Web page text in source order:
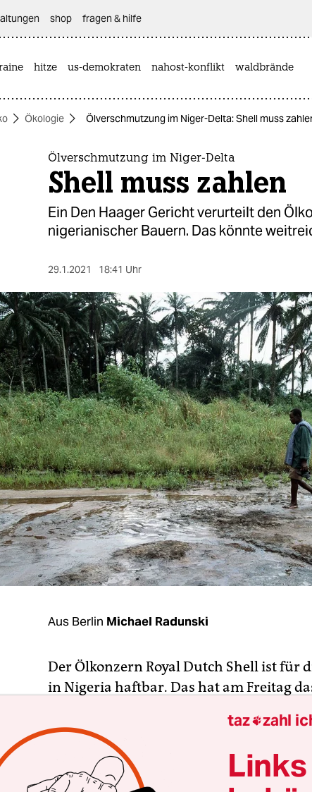
shop fragen & hilfe
hitze us-demokraten nahost-konflikt waldbrände
Ökologie Ölverschmutzung im Niger-Delta: Shell muss
Ölverschmutzung im Niger-Delta
Shell muss zahlen
Ein Den Haager Gericht verurteilt den
nigerianischer Bauern. Das könnte
29.1.2021 18:41 Uhr
Aus Berlin Michael Radunski
Der Ölkonzern Royal Dutch Shell ist für
in Nigeria haftbar. Das hat am Freitag
verantwortlich, nun muss das
Konkret sollen zwei Dörfer für die
entschädigt werden. Die genaue
taz zahl